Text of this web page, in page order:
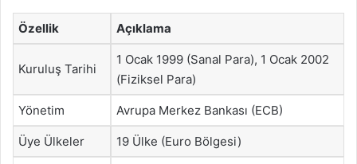
Özellik Açıklama
Kuruluş Tarihi
1 Ocak 1999 (Sanal Para), 1 Ocak 2002
(Fiziksel Para)
Yönetim Avrupa Merkez Bankası (ECB)
Üye Ülkeler 19 Ülke (Euro Bölgesi)